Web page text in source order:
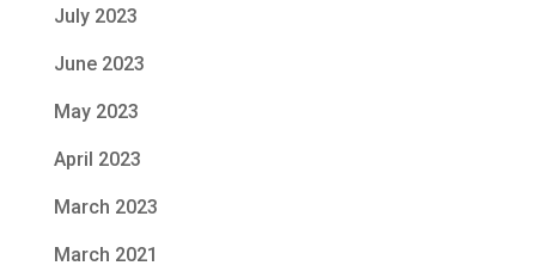
July 2023
June 2023
May 2023
April 2023
March 2023
March 2021